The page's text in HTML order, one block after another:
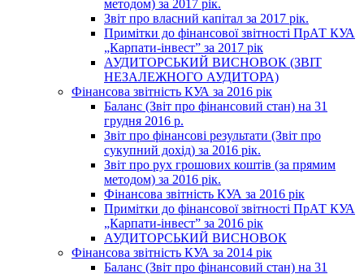
методом) за 2017 рік.
Звіт про власний капітал за 2017 рік.
Примітки до фінансової звітності ПрАТ КУА
„Карпати-інвест” за 2017 рік
АУДИТОРСЬКИЙ ВИСНОВОК (ЗВІТ
НЕЗАЛЕЖНОГО АУДИТОРА)
Фінансова звітність КУА за 2016 рік
Баланс (Звіт про фінансовий стан) на 31
грудня 2016 р.
Звіт про фінансові результати (Звіт про
сукупний дохід) за 2016 рік.
Звіт про рух грошових коштів (за прямим
методом) за 2016 рік.
Фінансова звітність КУА за 2016 рік
Примітки до фінансової звітності ПрАТ КУА
„Карпати-інвест” за 2016 рік
АУДИТОРСЬКИЙ ВИСНОВОК
Фінансова звітність КУА за 2014 рік
Баланс (Звіт про фінансовий стан) на 31